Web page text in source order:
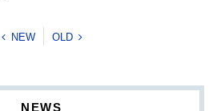
NEW OLD
NEWS